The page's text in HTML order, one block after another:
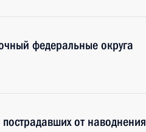
федеральные округа
от наводнения